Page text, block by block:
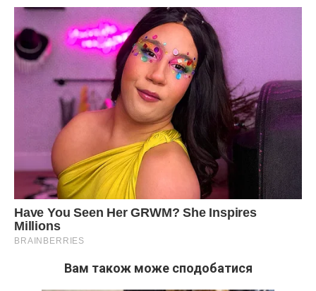
Вам також може сподобатися